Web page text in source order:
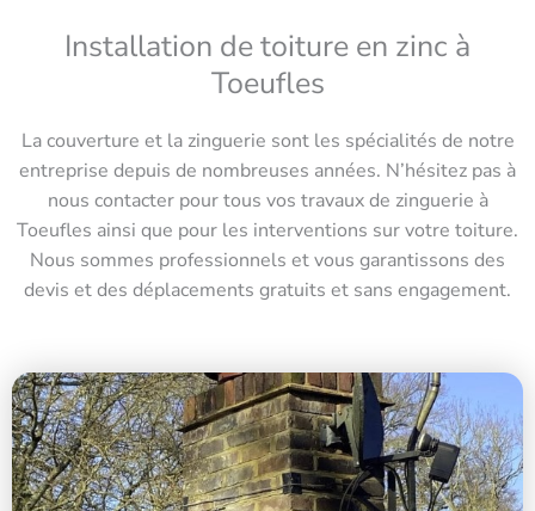
Installation de toiture en zinc à
Toeufles
La couverture et la zinguerie sont les spécialités de notre
entreprise depuis de nombreuses années. N’hésitez pas à
nous contacter pour tous vos travaux de zinguerie à
Toeufles ainsi que pour les interventions sur votre toiture.
Nous sommes professionnels et vous garantissons des
devis et des déplacements gratuits et sans engagement.